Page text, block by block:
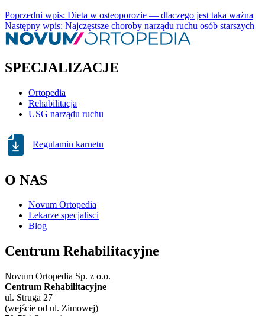
Poprzedni wpis: Dieta w osteoporozie — dlaczego jest taka ważna
Następny wpis: Najczęstsze choroby narządu ruchu osób starszych
SPECJALIZACJE
Ortopedia
Rehabilitacja
USG narządu ruchu
Regulamin karnetu
O NAS
Novum Ortopedia
Lekarze specjalisci
Blog
Centrum Rehabilitacyjne
Novum Ortopedia Sp. z o.o.
Centrum Rehabilitacyjne
ul. Struga 27
(wejście od ul. Zimowej)